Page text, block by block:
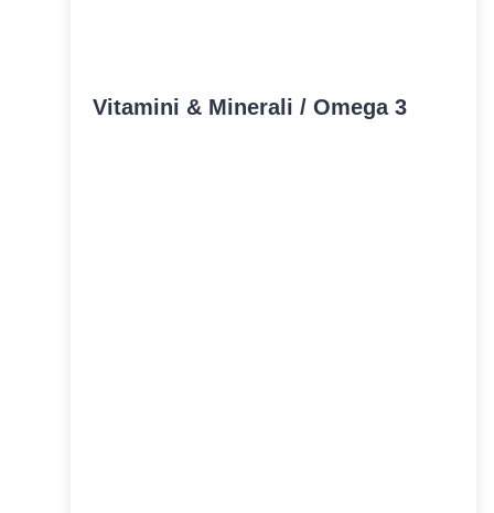
Vitamini & Minerali / Omega 3